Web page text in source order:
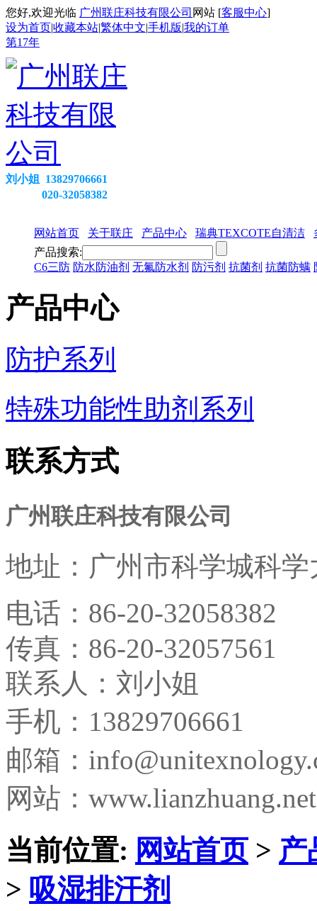
您好,欢迎光临 广州联庄科技有限公司 网站 [客服中心]
设为首页|收藏本站|繁体中文|手机版|我的订单
第17年
刘小姐 13829706661
020-32058382
网站首页 关于联庄 产品中心 瑞典TEXCOTE自清洁
产品搜索:
C6三防 防水防油剂 无氟防水剂 防污剂 抗菌剂 抗菌防螨
产品中心
防护系列
特殊功能性助剂系列
联系方式
广州联庄科技有限公司
地址： 广州市科学城科
电话： 86-20-32058382
传真： 86-20-32057561
联系人：刘小姐
手机：13829706661
邮箱：
网站：www.lianzhuang.net
当前位置: 网站首页> 产
> 吸湿排汗剂